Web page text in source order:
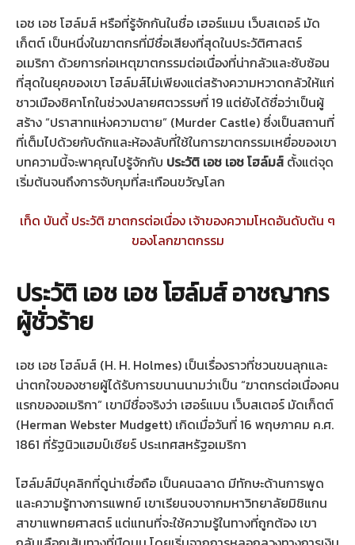
เอช เอช โฮล์มส์ หรือที่รู้จักกันในชื่อ เฮอร์แมน เว็บสเตอร์ มัด
เก็ตต์ เป็นหนึ่งในฆาตกรที่มีชื่อเสียงที่สุดในประวัติศาสตร์
อเมริกา ด้วยการก่อเหตุฆาตกรรมต่อเนื่องที่น่ากลัวและซับซ้อน
ที่สุดในยุคของเขา โฮล์มส์ไม่เพียงแต่สร้างความหวาดกลัวให้แก่
ชาวเมืองชิคาโกในช่วงปลายศตวรรษที่ 19 แต่ยังได้ชื่อว่าเป็นผู้
สร้าง “ปราสาทแห่งความตาย” (Murder Castle) ซึ่งเป็นสถานที่
ที่เต็มไปด้วยกับดักและห้องลับที่ใช้ในการฆาตกรรมเหยื่อของเขา
บทความนี้จะพาคุณไปรู้จักกับ ประวัติ เอช เอช โฮล์มส์ ตั้งแต่จุด
เริ่มต้นจนถึงการจับกุมที่สะเทือนขวัญโลก
เท็ด บันดี้ ประวัติ ฆาตกรต่อเนื่อง เจ้าของความโหดอันดับต้น ๆ
ของโลกฆาตกรรม
ประวัติ เอช เอช โฮล์มส์ อาชญากร
ผู้ชั่วร้าย
เอช เอช โฮล์มส์ (H. H. Holmes) เป็นเรื่องราวที่ชวนขนลุกและ
น่าตกใจของชายผู้ได้รับการขนานนามว่าเป็น “ฆาตกรต่อเนื่องคน
แรกของอเมริกา” เขามีชื่อจริงว่า เฮอร์แมน เว็บสเตอร์ มัดเก็ตต์
(Herman Webster Mudgett) เกิดเมื่อวันที่ 16 พฤษภาคม ค.ศ.
1861 ที่รัฐนิวแฮมป์เชียร์ ประเทศสหรัฐอเมริกา
โฮล์มส์มีบุคลิกที่ดูน่าเชื่อถือ เป็นคนฉลาด มีทักษะด้านการพูด
และความรู้ทางการแพทย์ เขาเรียนจบจากมหาวิทยาลัยมิชิแกน
สาขาแพทยศาสตร์ แต่แทนที่จะใช้ความรู้ในทางที่ถูกต้อง เขา